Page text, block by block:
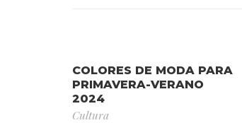
COLORES DE MODA PARA
PRIMAVERA-VERANO
2024
Cultura